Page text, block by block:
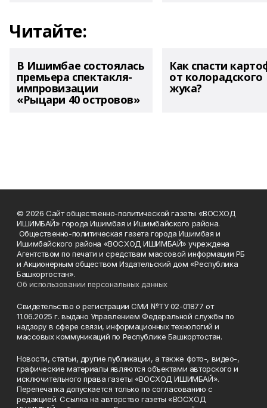
Читайте:
В Ишимбае состоялась
премьера спектакля-
импровизации
«Рыцари 40 островов»
Как спасти
от колорадского
жука?
© 2026 Сайт общественно-политической газеты «ВОСХОД
ИШИМБАЙ» города Ишимбая и Ишимбайского района.
Общественно-политическая газета города Ишимбая и
Ишимбайского района «ВОСХОД ИШИМБАЙ» учреждена
Агентством по печати и средствам массовой информации РБ
и Акционерным обществом Издательский дом «Республика
Башкортостан».
Об использовании персональных данных
Свидетельство о регистрации СМИ №ТУ 02-01877 от
11.06.2025 г. выдано Управлением Федеральной службы по
надзору в сфере связи, информационных технологий и
массовых коммуникаций по Республике Башкортостан.
Новости, статьи, другие публикации, а также фото-, видео-,
графические материалы являются объектами авторского и
исключительного права газеты «ВОСХОД ИШИМБАЙ».
Перепечатка допускается только по согласованию с
редакцией. Ссылка на авторство газеты «ВОСХОД